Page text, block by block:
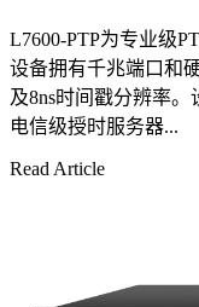
L7600-PTP为专业级
设备拥有千兆端口和
及8ns时间戳分辨率
电信级授时服务器...
Read Article